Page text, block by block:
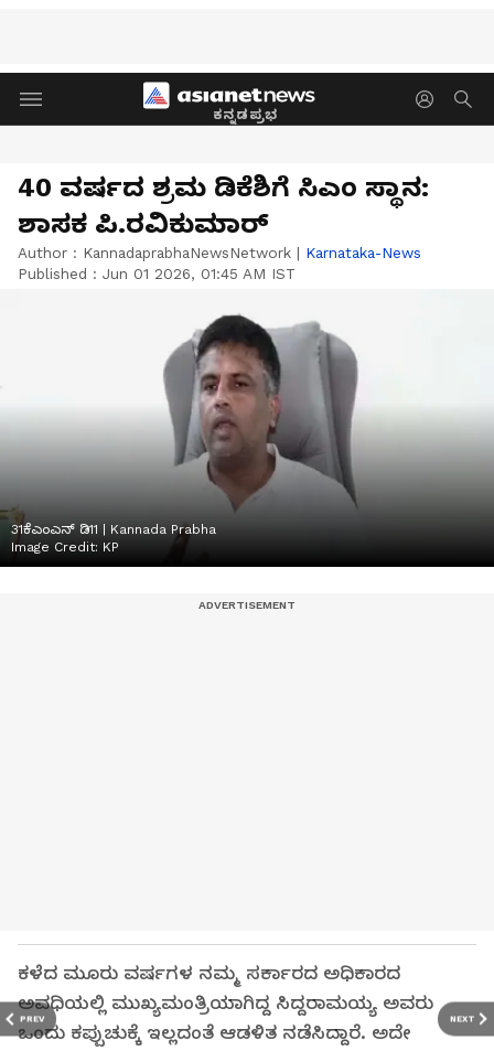
ಕನ್ನಡಪ್ರಭ
PREV NEXT
40 ವರ್ಷದ ಶ್ರಮ ಡಿಕೆಶಿಗೆ ಸಿಎಂ ಸ್ಥಾನ:
ಶಾಸಕ ಪಿ.ರವಿಕುಮಾರ್
Author : KannadaprabhaNewsNetwork | Karnataka-News
Published : Jun 01 2026, 01:45 AM IST
31ಕೆಎಂಎನ್ ಡಿ11 | Kannada Prabha
Image Credit: KP
ಕಳೆದ ಮೂರು ವರ್ಷಗಳ ನಮ್ಮ ಸರ್ಕಾರದ ಅಧಿಕಾರದ
ಅವಧಿಯಲ್ಲಿ ಮುಖ್ಯಮಂತ್ರಿಯಾಗಿದ್ದ ಸಿದ್ದರಾಮಯ್ಯ ಅವರು
ಒಂದು ಕಪ್ಪುಚುಕ್ಕೆ ಇಲ್ಲದಂತೆ ಆಡಳಿತ ನಡೆಸಿದ್ದಾರೆ. ಅದೇ